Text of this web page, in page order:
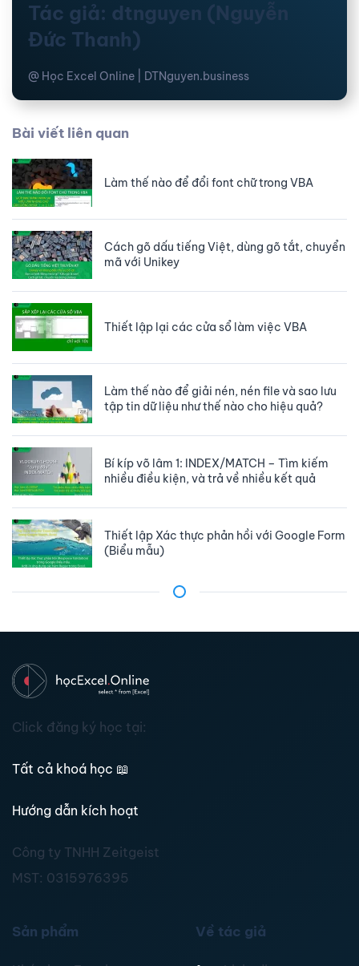
Tác giả: dtnguyen (Nguyễn
Đức Thanh)
@ Học Excel Online | DTNguyen.business
Bài viết liên quan
Làm thế nào để đổi font chữ trong VBA
Cách gõ dấu tiếng Việt, dùng gõ tắt, chuyển
mã với Unikey
Thiết lập lại các cửa sổ làm việc VBA
Làm thế nào để giải nén, nén file và sao lưu
tập tin dữ liệu như thế nào cho hiệu quả?
Bí kíp võ lâm 1: INDEX/MATCH – Tìm kiếm
nhiều điều kiện, và trả về nhiều kết quả
Thiết lập Xác thực phản hồi với Google Form
(Biểu mẫu)
Click đăng ký học tại:
Tất cả khoá học 📖
Hướng dẫn kích hoạt
Công ty TNHH Zeitgeist
MST: 0315976395
Sản phẩm Về tác giả